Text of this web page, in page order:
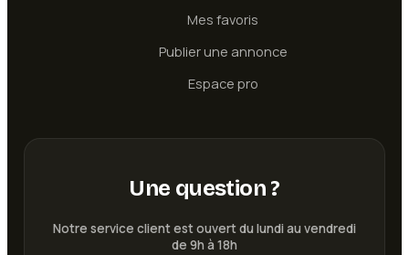
Mes favoris
Publier une annonce
Espace pro
Une question ?
Notre service client est ouvert du lundi au vendredi
de 9h à 18h